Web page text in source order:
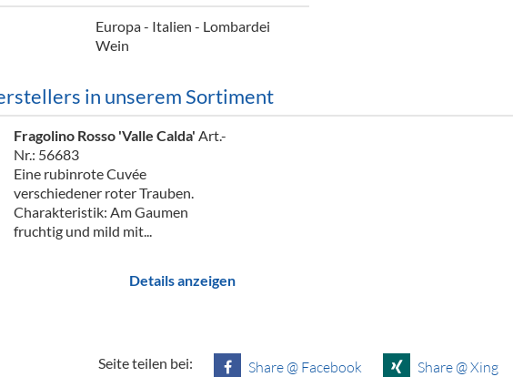
Europa - Italien - Lombardei
Wein
in unserem Sortiment
Fragolino Rosso 'Valle Calda' Art.-
Nr.: 56683
Eine rubinrote Cuvée
verschiedener roter Trauben.
Charakteristik: Am Gaumen
fruchtig und mild mit...
Details anzeigen
Seite teilen bei: Share @ Facebook Share @ Xing